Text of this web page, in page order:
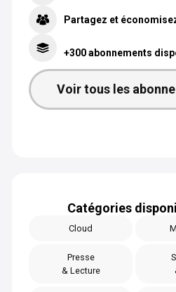
Partagez et
+300 abonnements
Voir tous les
Catégories
Cloud
Presse
& Lecture